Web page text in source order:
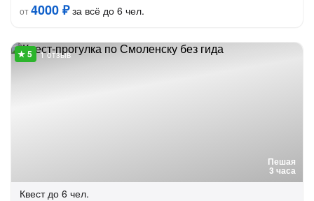
от4000 ₽за всё до 6 чел.
Пешая
3 часа
1 отзыв
Квест до 6 чел.